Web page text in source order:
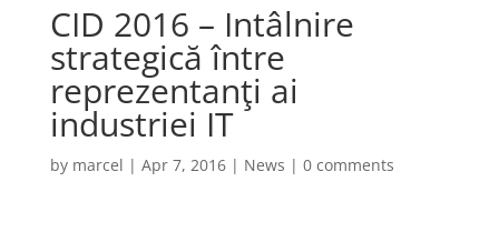
CID 2016 – Intâlnire
strategică între
reprezentanţi ai
industriei IT
by marcel | Apr 7, 2016| News | 0 comments